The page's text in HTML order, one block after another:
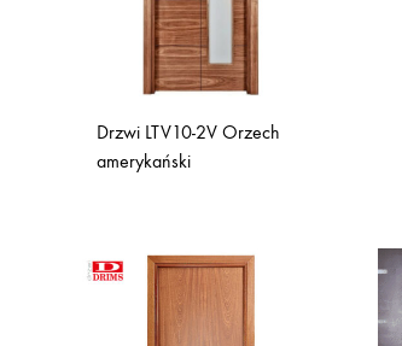
Drzwi LTV10-2V Orzech
amerykański